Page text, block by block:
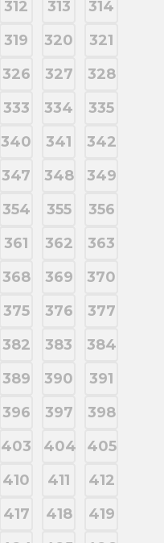
312 313
314
319 320
321
326 327
328
333 334
335
340 341
342
347 348
349
354 355
356
361 362
363
368 369
370
375 376
377
382 383
384
389 390
391
396 397
398
403 404
405
410 411
412
417 418
419